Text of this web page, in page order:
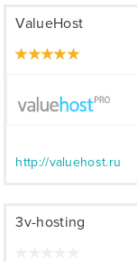
ValueHost
http://valuehost.ru
3v-hosting